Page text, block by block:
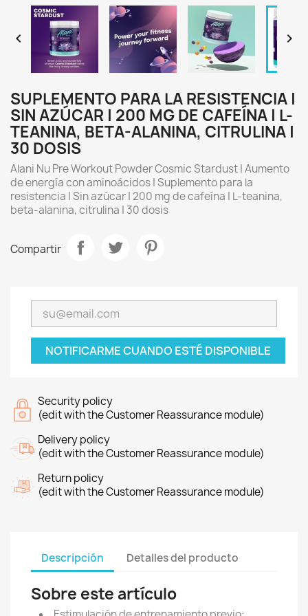
 
SUPLEMENTO PARA LA RESISTENCIA |
SIN AZÚCAR | 200 MG DE CAFEÍNA | L-
TEANINA, BETA-ALANINA, CITRULINA |
30 DOSIS
Alani Nu Pre Workout Powder Cosmic Stardust | Aumento
de energía con aminoácidos | Suplemento para la
resistencia | Sin azúcar | 200 mg de cafeína | L-teanina,
beta-alanina, citrulina | 30 dosis
Compartir
NOTIFICARME CUANDO ESTÉ DISPONIBLE
Security policy
(edit with the Customer Reassurance module)
Delivery policy
(edit with the Customer Reassurance module)
Return policy
(edit with the Customer Reassurance module)
Descripción Detalles del producto
Sobre este artículo